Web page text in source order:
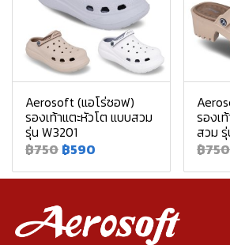
Aerosoft (แอโร่ซอฟ)
รองเท้าแตะหัวโต แบบสวม
รุ่น W3201
฿750 ฿590
รองเ
สวม รุ่
฿750